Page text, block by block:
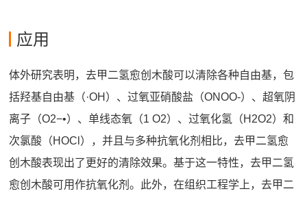
应用
体外研究表明，去甲二氢愈创木酸可以清除各种自由基，包
括羟基自由基（·OH）、过氧亚硝酸盐（ONOO-）、超氧阴
离子（O2−•）、单线态氧（1 O2）、过氧化氢（H2O2）和
次氯酸（HOCl），并且与多种抗氧化剂相比，去甲二氢愈
创木酸表现出了更好的清除效果。基于这一特性，去甲二氢
愈创木酸可用作抗氧化剂。此外，在组织工程学上，去甲二